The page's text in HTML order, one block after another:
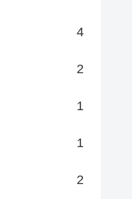
4
2
1
1
2